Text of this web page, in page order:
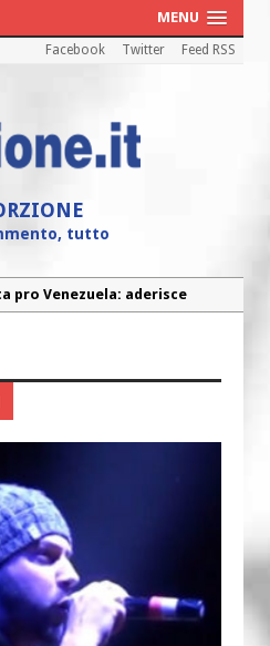
MENU
Facebook Twitter Feed RSS
tutto
pro Venezuela: aderisce
la Chiesa Cattolica inglese si
contro il suicidio assistito
festa della Madonnina a
“Tanta la devozione”
festa di Sant’Andrea:
di legarci al bene”
al Signore di capire ciò che
giusto e santo per la nostra